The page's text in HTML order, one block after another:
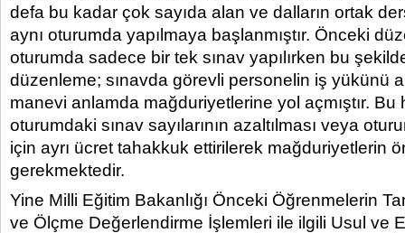
defa bu kadar çok sayıda alan ve dalların ortak
aynı oturumda yapılmaya başlanmıştır. Önceki
oturumda sadece bir tek sınav yapılırken bu
düzenleme; sınavda görevli personelin iş yükünü
manevi anlamda mağduriyetlerine yol açmıştır. Bu
oturumdaki sınav sayılarının azaltılması veya
için ayrı ücret tahakkuk ettirilerek mağduriyetlerin
gerekmektedir.
Yine Milli Eğitim Bakanlığı Önceki Öğrenmelerin
ve Ölçme Değerlendirme İşlemleri ile ilgili Usul ve